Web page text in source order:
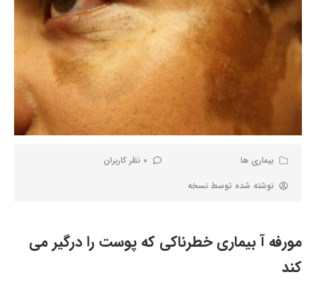
بیماری ها
0 نظر کاربران
نوشته شده توسط نسخه
مورفه آ بیماری خطرناکی که پوست را درگیر می
کند